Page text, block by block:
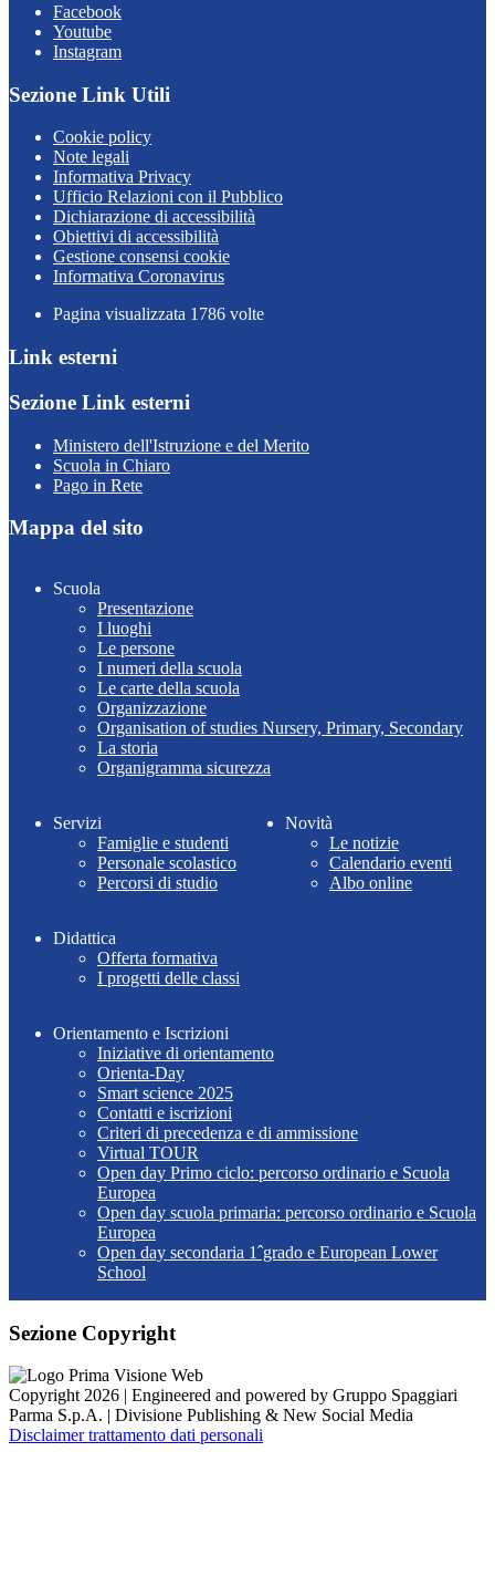
Facebook
Youtube
Instagram
Sezione Link Utili
Cookie policy
Note legali
Informativa Privacy
Ufficio Relazioni con il Pubblico
Dichiarazione di accessibilità
Obiettivi di accessibilità
Gestione consensi cookie
Informativa Coronavirus
Pagina visualizzata 1786 volte
Link esterni
Sezione Link esterni
Ministero dell'Istruzione e del Merito
Scuola in Chiaro
Pago in Rete
Mappa del sito
Scuola
Presentazione
I luoghi
Le persone
I numeri della scuola
Le carte della scuola
Organizzazione
Organisation of studies Nursery, Primary, Secondary
La storia
Organigramma sicurezza
Servizi
Famiglie e studenti
Personale scolastico
Percorsi di studio
Novità
Le notizie
Calendario eventi
Albo online
Didattica
Offerta formativa
I progetti delle classi
Orientamento e Iscrizioni
Iniziative di orientamento
Orienta-Day
Smart science 2025
Contatti e iscrizioni
Criteri di precedenza e di ammissione
Virtual TOUR
Open day Primo ciclo: percorso ordinario e Scuola
Europea
Open day scuola primaria: percorso ordinario e Scuola
Europea
Open day secondaria 1ˆgrado e European Lower
School
Sezione Copyright
Copyright 2026 | Engineered and powered by Gruppo Spaggiari
Parma S.p.A. | Divisione Publishing & New Social Media
Disclaimer trattamento dati personali